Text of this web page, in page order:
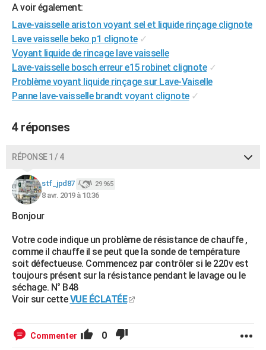
Destinations
City break
Voyage nature
Voyage de noces
Forum
Climat
+
GUIDES D'ACHAT
BONS PLANS
CARTE DE VOEUX
Dictionnaire
Biographies
Citations
Expressions
Proverbes
PROGRAMME TV
COPAINS D'AVANT
S'inscrire
Se connecter
Lycées
Collèges
Primaires
Universités
Entreprises
Service militaire
Avis de recherche
AVIS DE DÉCÈS
FORUM
A voir également:
Lave-vaisselle ariston voyant sel et liquide rinçage clignote
Lave vaisselle beko p1 clignote ✓
Voyant liquide de rincage lave vaisselle
Lave-vaisselle bosch erreur e15 robinet clignote ✓
Problème voyant liquide rinçage sur Lave-Vaiselle
Panne lave-vaisselle brandt voyant clignote ✓
4 réponses
RÉPONSE 1 / 4
stf_jpd87 29 965
8 avr. 2019 à 10:36
Bonjour
Votre code indique un problème de résistance de chauffe ,
comme il chauffe il se peut que la sonde de température
soit défectueuse. Commencez par contrôler si le 220v est
toujours présent sur la résistance pendant le lavage ou le
séchage. N° B48
Voir sur cetteVUE ÉCLATÉE
Commenter 0